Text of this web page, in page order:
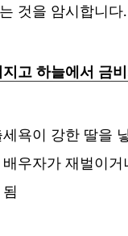
것을 암시합니다.
고 하늘에서 금
욕이 강한 딸을
우자가 재벌이거